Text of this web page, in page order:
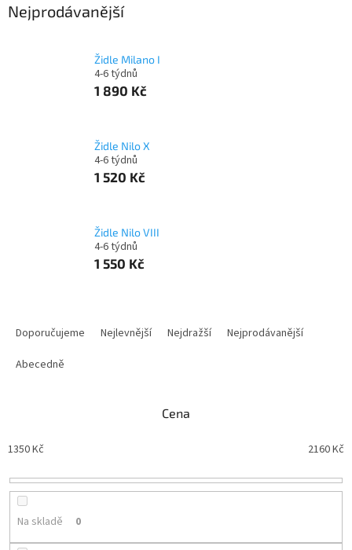
Nejprodávanější
Židle Milano I
4-6 týdnů
1 890 Kč
Židle Nilo X
4-6 týdnů
1 520 Kč
Židle Nilo VIII
4-6 týdnů
1 550 Kč
o
u
ů
Doporučujeme Nejlevnější Nejdražší
Nejprodávanější
Abecedně
Cena
1350Kč 2160Kč
Na skladě 0